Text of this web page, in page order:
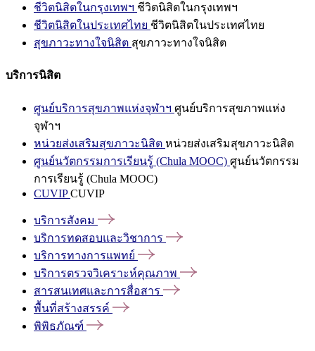
ชีวิตนิสิตในกรุงเทพฯ ชีวิตนิสิตในกรุงเทพฯ
ชีวิตนิสิตในประเทศไทย ชีวิตนิสิตในประเทศไทย
สุขภาวะทางใจนิสิต สุขภาวะทางใจนิสิต
บริการนิสิต
ศูนย์บริการสุขภาพแห่งจุฬาฯ ศูนย์บริการสุขภาพแห่ง
จุฬาฯ
หน่วยส่งเสริมสุขภาวะนิสิต หน่วยส่งเสริมสุขภาวะนิสิต
ศูนย์นวัตกรรมการเรียนรู้ (Chula MOOC) ศูนย์นวัตกรรม
การเรียนรู้ (Chula MOOC)
CUVIPCUVIP
บริการสังคม
บริการทดสอบและวิชาการ
บริการทางการแพทย์
บริการตรวจวิเคราะห์คุณภาพ
สารสนเทศและการสื่อสาร
พื้นที่สร้างสรรค์
พิพิธภัณฑ์